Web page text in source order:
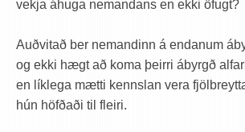
vekja áhuga nemandans en ekki öfugt?
Auðvitað ber nemandinn á endanum
og ekki hægt að koma þeirri ábyrgð
en líklega mætti kennslan vera
hún höfðaði til fleiri.